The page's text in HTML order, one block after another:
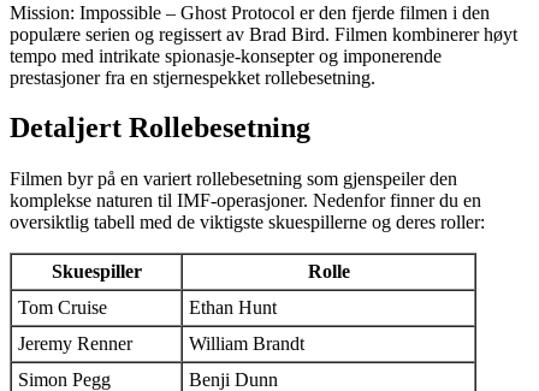
Mission: Impossible – Ghost Protocol er den fjerde filmen i den
populære serien og regissert av Brad Bird. Filmen kombinerer høyt
tempo med intrikate spionasje-konsepter og imponerende
prestasjoner fra en stjernespekket rollebesetning.
Detaljert Rollebesetning
Filmen byr på en variert rollebesetning som gjenspeiler den
komplekse naturen til IMF-operasjoner. Nedenfor finner du en
oversiktlig tabell med de viktigste skuespillerne og deres roller:
Skuespiller
Rolle
Tom Cruise
Ethan Hunt
Jeremy Renner
William Brandt
Simon Pegg
Benji Dunn